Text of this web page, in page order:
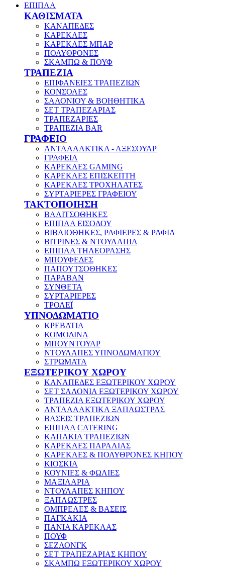
ΕΠΙΠΛΑ
ΚΑΘΙΣΜΑΤΑ
ΚΑΝΑΠΕΔΕΣ
ΚΑΡΕΚΛΕΣ
ΚΑΡΕΚΛΕΣ ΜΠΑΡ
ΠΟΛΥΘΡΟΝΕΣ
ΣΚΑΜΠΩ & ΠΟΥΦ
ΤΡΑΠΕΖΙΑ
ΕΠΙΦΑΝΕΙΕΣ ΤΡΑΠΕΖΙΩΝ
ΚΟΝΣΟΛΕΣ
ΣΑΛΟΝΙΟΥ & ΒΟΗΘΗΤΙΚΑ
ΣΕΤ ΤΡΑΠΕΖΑΡΙΑΣ
ΤΡΑΠΕΖΑΡΙΕΣ
ΤΡΑΠΕΖΙΑ BAR
ΓΡΑΦΕΙΟ
ΑΝΤΑΛΛΑΚΤΙΚΑ - ΑΞΕΣΟΥΑΡ
ΓΡΑΦΕΙΑ
ΚΑΡΕΚΛΕΣ GAMING
ΚΑΡΕΚΛΕΣ ΕΠΙΣΚΕΠΤΗ
ΚΑΡΕΚΛΕΣ ΤΡΟΧΗΛΑΤΕΣ
ΣΥΡΤΑΡΙΕΡΕΣ ΓΡΑΦΕΙΟΥ
ΤΑΚΤΟΠΟΙΗΣΗ
ΒΑΛΙΤΣΟΘΗΚΕΣ
ΕΠΙΠΛΑ ΕΙΣΟΔΟΥ
ΒΙΒΛΙΟΘΗΚΕΣ, ΡΑΦΙΕΡΕΣ & ΡΑΦΙΑ
ΒΙΤΡΙΝΕΣ & ΝΤΟΥΛΑΠΙΑ
ΕΠΙΠΛΑ ΤΗΛΕΟΡΑΣΗΣ
ΜΠΟΥΦΕΔΕΣ
ΠΑΠΟΥΤΣΟΘΗΚΕΣ
ΠΑΡΑΒΑΝ
ΣΥΝΘΕΤΑ
ΣΥΡΤΑΡΙΕΡΕΣ
ΤΡΟΛΕΪ
ΥΠΝΟΔΩΜΑΤΙΟ
ΚΡΕΒΑΤΙΑ
ΚΟΜΟΔΙΝΑ
ΜΠΟΥΝΤΟΥΑΡ
ΝΤΟΥΛΑΠΕΣ ΥΠΝΟΔΩΜΑΤΙΟΥ
ΣΤΡΩΜΑΤΑ
ΕΞΩΤΕΡΙΚΟΥ ΧΩΡΟΥ
ΚΑΝΑΠΕΔΕΣ ΕΞΩΤΕΡΙΚΟΥ ΧΩΡΟΥ
ΣΕΤ ΣΑΛΟΝΙΑ ΕΞΩΤΕΡΙΚΟΥ ΧΩΡΟΥ
ΤΡΑΠΕΖΙΑ ΕΞΩΤΕΡΙΚΟΥ ΧΩΡΟΥ
ΑΝΤΑΛΛΑΚΤΙΚΑ ΞΑΠΛΩΣΤΡΑΣ
ΒΑΣΕΙΣ ΤΡΑΠΕΖΙΩΝ
ΕΠΙΠΛΑ CATERING
ΚΑΠΑΚΙΑ ΤΡΑΠΕΖΙΩΝ
ΚΑΡΕΚΛΕΣ ΠΑΡΑΛΙΑΣ
ΚΑΡΕΚΛΕΣ & ΠΟΛΥΘΡΟΝΕΣ ΚΗΠΟΥ
ΚΙΟΣΚΙΑ
ΚΟΥΝΙΕΣ & ΦΩΛΙΕΣ
ΜΑΞΙΛΑΡΙΑ
ΝΤΟΥΛΑΠΕΣ ΚΗΠΟΥ
ΞΑΠΛΩΣΤΡΕΣ
ΟΜΠΡΕΛΕΣ & ΒΑΣΕΙΣ
ΠΑΓΚΑΚΙΑ
ΠΑΝΙΑ ΚΑΡΕΚΛΑΣ
ΠΟΥΦ
ΣΕΖΛΟΝΓΚ
ΣΕΤ ΤΡΑΠΕΖΑΡΙΑΣ ΚΗΠΟΥ
ΣΚΑΜΠΩ ΕΞΩΤΕΡΙΚΟΥ ΧΩΡΟΥ